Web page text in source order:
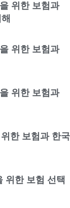
위한 보험과
위한 보험과
위한 보험과
한 보험과 한국
위한 보험 선택